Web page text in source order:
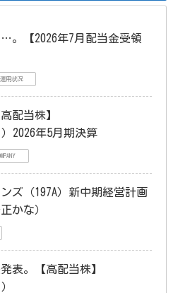
。【2026年7月配当金受領
用状況
配当株】
）2026年5月期決算
ズ（197A）新中期経営計画
かな）
表。【高配当株】